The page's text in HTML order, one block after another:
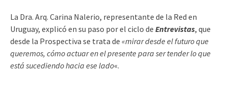
La Dra. Arq. Carina Nalerio, representante de la Red en
Uruguay, explicó en su paso por el ciclo de Entrevistas, que
desde la Prospectiva se trata de «mirar desde el futuro que
queremos, cómo actuar en el presente para ser tender lo que
está sucediendo hacia ese lado«.